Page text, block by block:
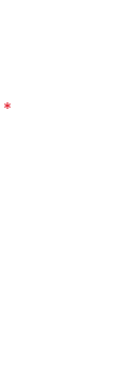
*